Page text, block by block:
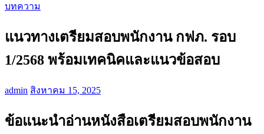
บทความ
แนวทางเตรียมสอบพนักงาน กฟภ. รอบ
1/2568 พร้อมเทคนิคและแนวข้อสอบ
admin สิงหาคม 15, 2025
ข้อแนะนำอ่านหนังสือเตรียมสอบพนักงาน